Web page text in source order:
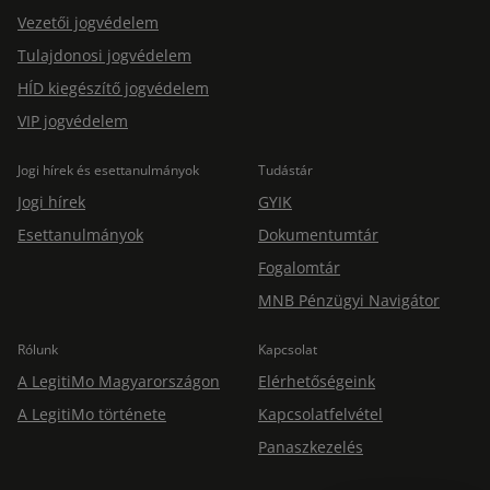
Vezetői jogvédelem
Tulajdonosi jogvédelem
HÍD kiegészítő jogvédelem
VIP jogvédelem
Jogi hírek és esettanulmányok
Jogi hírek
Esettanulmányok
Tudástár
GYIK
Dokumentumtár
Fogalomtár
MNB Pénzügyi Navigátor
Rólunk
A LegitiMo Magyarországon
A LegitiMo története
Kapcsolat
Elérhetőségeink
Kapcsolatfelvétel
Panaszkezelés